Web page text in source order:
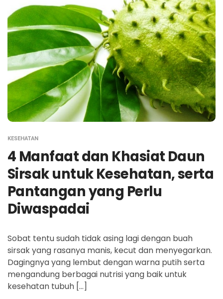
KESEHATAN
4 Manfaat dan Khasiat Daun
Sirsak untuk Kesehatan, serta
Pantangan yang Perlu
Diwaspadai
Sobat tentu sudah tidak asing lagi dengan buah
sirsak yang rasanya manis, kecut dan menyegarkan.
Dagingnya yang lembut dengan warna putih serta
mengandung berbagai nutrisi yang baik untuk
kesehatan tubuh […]